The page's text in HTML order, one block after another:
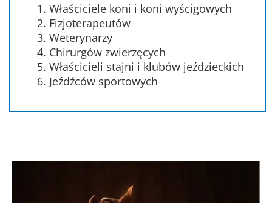
Właściciele koni i koni wyścigowych
Fizjoterapeutów
Weterynarzy
Chirurgów zwierzęcych
Właścicieli stajni i klubów jeździeckich
Jeźdźców sportowych